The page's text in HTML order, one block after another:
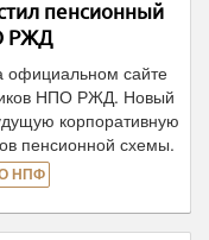
пенсионный
РЖД
официальном сайте
НПО РЖД. Новый
корпоративную
пенсионной схемы.
НПФ